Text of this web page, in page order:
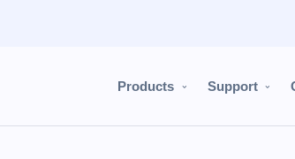
Products Support